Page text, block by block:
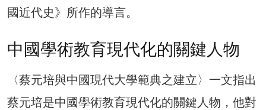
國近代史》所作的導言。
中國學術教育現代化的關鍵人物
〈蔡元培與中國現代大學範典之建立〉一文指出
蔡元培是中國學術教育現代化的關鍵人物，他對